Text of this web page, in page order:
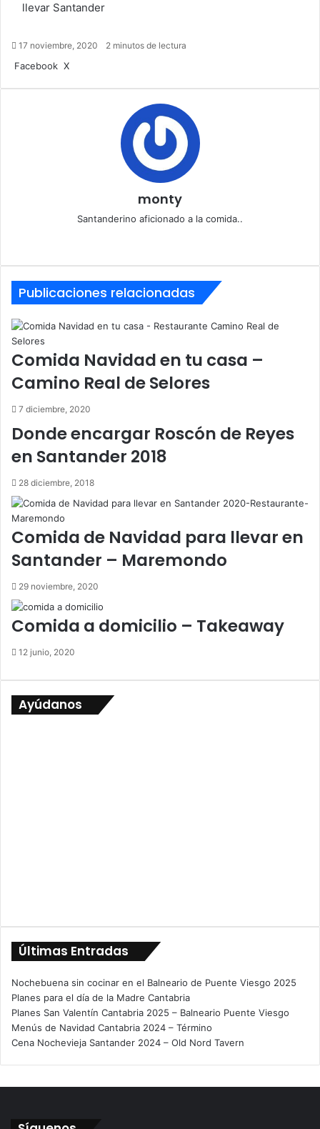
llevar Santander
17 noviembre, 2020 2 minutos de lectura
Facebook X
electrónico
monty
Santanderino aficionado a la comida..
Publicaciones relacionadas
Comida Navidad en tu casa –
Camino Real de Selores
7 diciembre, 2020
Donde encargar Roscón de Reyes
en Santander 2018
28 diciembre, 2018
Comida de Navidad para llevar en
Santander – Maremondo
29 noviembre, 2020
Comida a domicilio – Takeaway
12 junio, 2020
Ayúdanos
Últimas Entradas
Nochebuena sin cocinar en el Balneario de Puente Viesgo 2025
Planes para el día de la Madre Cantabria
Planes San Valentín Cantabria 2025 – Balneario Puente Viesgo
Menús de Navidad Cantabria 2024 – Término
Cena Nochevieja Santander 2024 – Old Nord Tavern